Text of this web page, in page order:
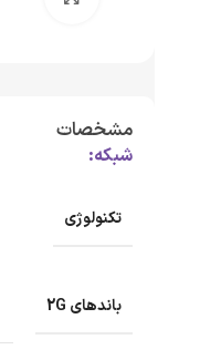
مشخصات
شبکه:
تکنولوژی
باندهای 2G